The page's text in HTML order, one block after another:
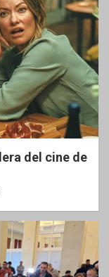
del cine de